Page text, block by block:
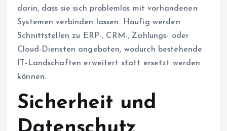
darin, dass sie sich problemlos mit vorhandenen
Systemen verbinden lassen. Häufig werden
Schnittstellen zu ERP-, CRM-, Zahlungs- oder
Cloud-Diensten angeboten, wodurch bestehende
IT-Landschaften erweitert statt ersetzt werden
können.
Sicherheit und